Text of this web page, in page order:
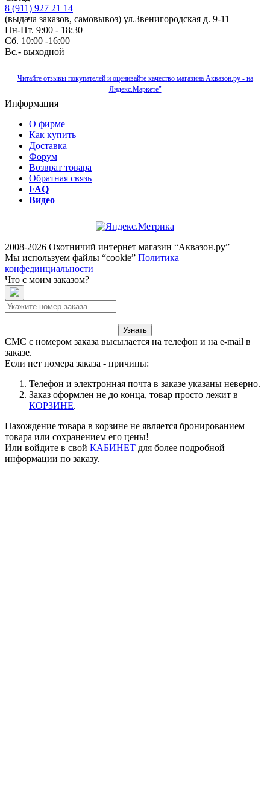
8 (911) 927 21 14
(выдача заказов, самовывоз) ул.Звенигородская д. 9-11
Пн-Пт. 9:00 - 18:30
Сб. 10:00 -16:00
Вс.- выходной
Читайте отзывы покупателей и оценивайте качество магазина Аквазон.ру - на
Яндекс.Маркете"
Информация
О фирме
Как купить
Доставка
Форум
Возврат товара
Обратная связь
FAQ
Видео
2008-2026 Охотничий интернет магазин “Аквазон.ру”
Мы используем файлы “cookie” Политика
конфединциальности
Что с моим заказом?
Узнать
СМС с номером заказа высылается на телефон и на e-mail в
заказе.
Если нет номера заказа - причины:
Телефон и электронная почта в заказе указаны неверно.
Заказ оформлен не до конца, товар просто лежит в
КОРЗИНЕ.
Нахождение товара в корзине не является бронированием
товара или сохранением его цены!
Или войдите в свой КАБИНЕТ для более подробной
информации по заказу.